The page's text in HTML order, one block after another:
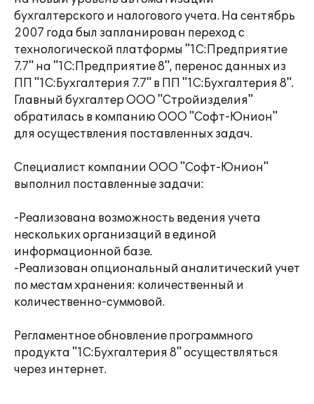
бухгалтерского и налогового учета. На сентябрь
2007 года был запланирован переход с
технологической платформы "1С:Предприятие
7.7" на "1С:Предприятие 8", перенос данных из
ПП "1С:Бухгалтерия 7.7" в ПП "1С:Бухгалтерия 8".
Главный бухгалтер ООО "Стройизделия"
обратилась в компанию ООО "Софт-Юнион"
для осуществления поставленных задач.
Специалист компании ООО "Софт-Юнион"
выполнил поставленные задачи:
-Реализована возможность ведения учета
нескольких организаций в единой
информационной базе.
-Реализован опциональный аналитический учет
по местам хранения: количественный и
количественно-суммовой.
Регламентное обновление программного
продукта "1С:Бухгалтерия 8" осуществляться
через интернет.